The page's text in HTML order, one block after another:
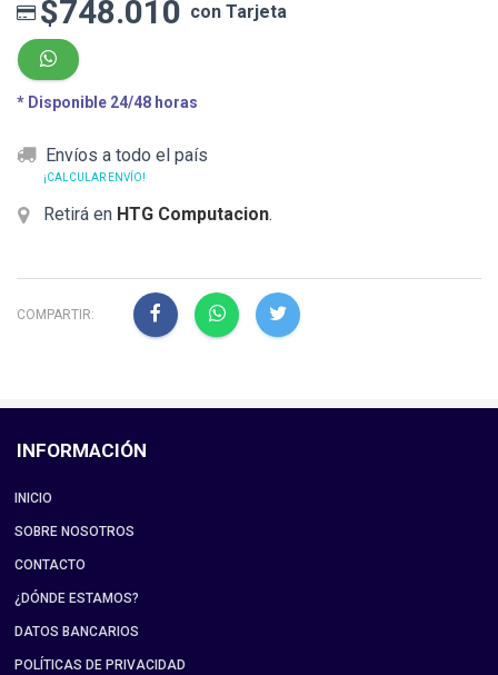
$748.010 con Tarjeta
* Disponible 24/48 horas
Envíos a todo el país
¡CALCULAR ENVÍO!
Retirá en HTG Computacion.
COMPARTIR:
INFORMACIÓN
INICIO
SOBRE NOSOTROS
CONTACTO
¿DÓNDE ESTAMOS?
DATOS BANCARIOS
POLÍTICAS DE PRIVACIDAD